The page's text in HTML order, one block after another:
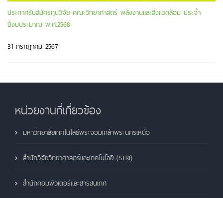
ประกาศรับสมัครทุนวิจัย คณะวิทยาศาสตร์ พลังงานและสิ่งแวดล้อม ประจำ
ปีงบประมาณ พ.ศ.2568
31 กรกฎาคม 2567
หน่วยงานที่เกี่ยวข้อง
มหาวิทยาลัยเทคโนโลยีพระจอมเกล้าพระนครเหนือ
สำนักวิจัยวิทยาศาสตร์และเทคโนโลยี (STRI)
สำนักคอมพิวเตอร์และสารสนเทศ